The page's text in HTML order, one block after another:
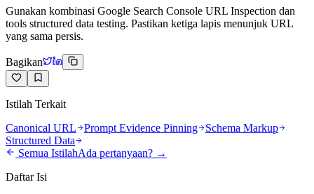
Gunakan kombinasi Google Search Console URL Inspection dan
tools structured data testing. Pastikan ketiga lapis menunjuk URL
yang sama persis.
Bagikan
Istilah Terkait
Canonical URL
Prompt Evidence Pinning
Schema Markup
Structured Data
Semua IstilahAda pertanyaan? →
Daftar Isi